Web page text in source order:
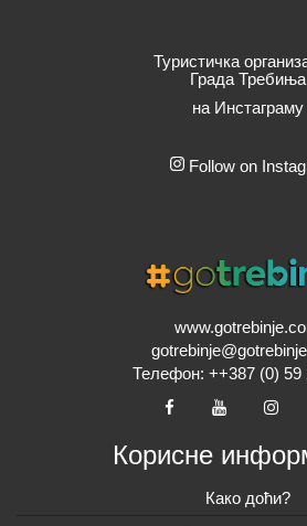
Туристичка
Града Требиња
на Инстаграму
Follow on
Телефон: ++387 (0) 59
Корисне
Како доћи?